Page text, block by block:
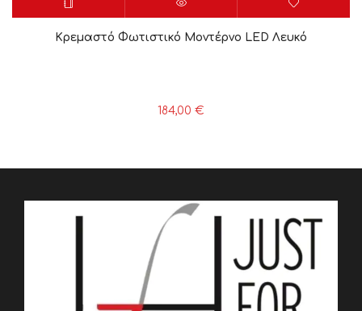
Κρεμαστό Φωτιστικό Μοντέρνο LED Λευκό
184,00 €